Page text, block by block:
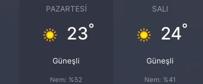
PAZARTESI
23°
Güneşli
Nem: %52
SALI
24°
Güneşli
Nem: %41